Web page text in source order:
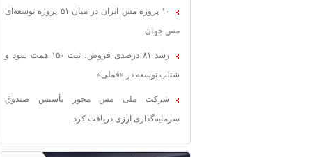
۱۰ پروژه مس ایران در میان ۵۱ پروژه توسعه‌ای
مس جهان
رشد ۸۱ درصدی فروش، ثبت ۱۵۰ همت سود و
شتاب توسعه در «فملی»
شرکت ملی مس مجوز تأسیس صندوق
سرمایه‌گذاری ارزی دریافت کرد